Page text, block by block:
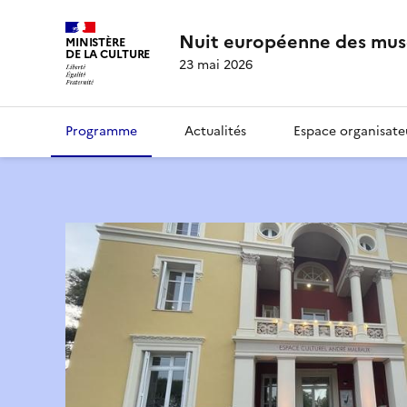
MINISTÈRE
DE LA CULTURE Nuit européenne des
23 mai 2026
Programme Actualités Espace